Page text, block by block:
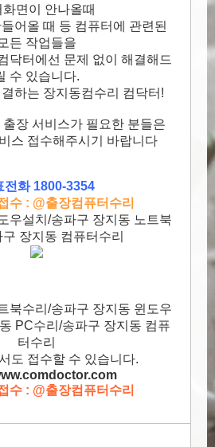
화면이 안나올때
어올 때 등 컴퓨터에 관련된
모든 작업들을
닥터에선 문제 없이 해결해드
수 있습니다.
하는 장지동컴수리 컴닥터!
장 서비스가 필요한 분들은
스 접수해주시기 바랍니다
전화 1800-3354
수 : @출장컴퓨터수리
우설치/송파구 장지동 노트북
장지동 컴퓨터수리
북수리/송파구 장지동 윈도우
PC수리/송파구 장지동 컴퓨
터수리
도 접수할 수 있습니다.
om
수 : @출장컴퓨터수리